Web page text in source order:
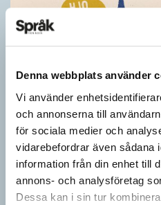
Denna webbplats använder
Vi använder
och annonserna till
för sociala medier och
vidarebefordrar även sådana
information från din enhet till
annons- och analysföretag
Dessa kan i sin tur